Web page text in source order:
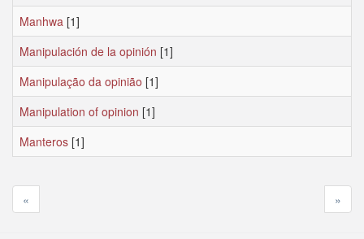
Manhwa [1]
Manipulación de la opinión [1]
Manipulação da opinião [1]
Manipulation of opinion [1]
Manteros [1]
« »